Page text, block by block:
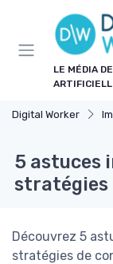
LE MÉDIA
Digital Worker
5 astuces
stratégies
Découvrez 5
stratégies de